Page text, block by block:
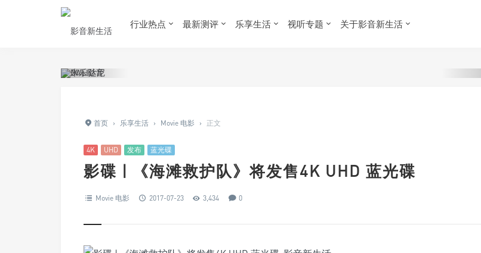
行业热点 最新测评 乐享生活 视听专题 关于影音新生活
首页 › 乐享生活 › Movie 电影 › 正文
4K UHD 发布 蓝光碟
影碟 | 《海滩救护队》将发售4K UHD 蓝光碟
Movie 电影 2017-07-23 3,434 0